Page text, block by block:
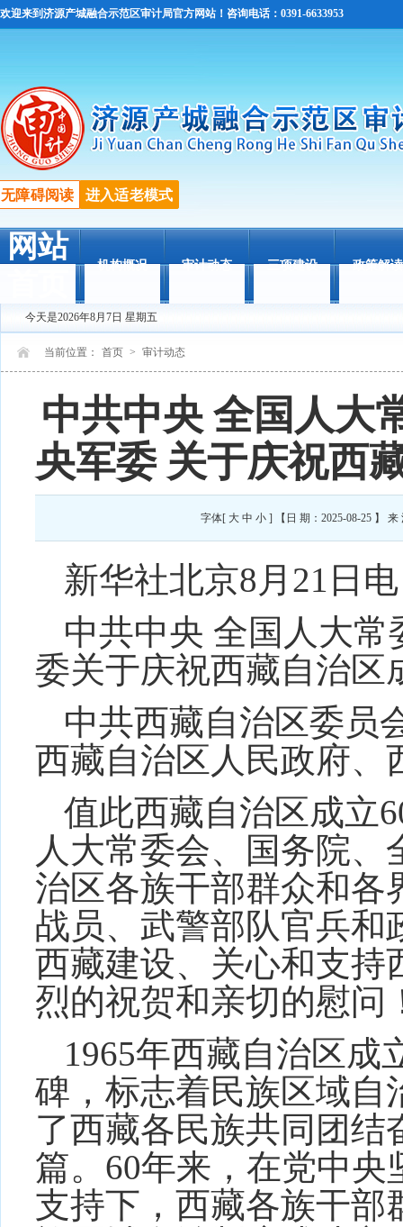
欢迎来到济源产城融合示范区审计局官方网站！咨询电话：0391-6633953
无障碍阅读 进入适老模式
网站
机构概况 审计动态 三项建设 政策解读
今天是2026年8月7日 星期五
当前位置： 首页 > 审计动态
中共中央 全国人大
央军委 关于庆祝西
字体[ 大 中 小] 【日 期：2025-08-25 】
新华社北京8月21日电
中共中央 全国人大
委关于庆祝西藏自治区
中共西藏自治区委员
西藏自治区人民政府、
值此西藏自治区成立
人大常委会、国务院
治区各族干部群众和各
战员、武警部队官兵和
西藏建设、关心和支持
烈的祝贺和亲切的慰问
1965年西藏自治区成
碑，标志着民族区域自
了西藏各民族共同团
篇。60年来，在党中
支持下，西藏各族干部